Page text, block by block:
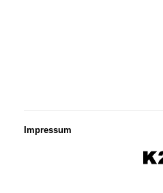
Impressum